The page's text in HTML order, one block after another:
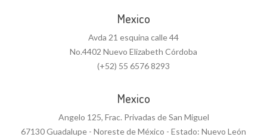
Mexico
Avda 21 esquina calle 44
No.4402 Nuevo Elizabeth Córdoba
(+52) 55 6576 8293
Mexico
Angelo 125, Frac. Privadas de San Miguel
67130 Guadalupe - Noreste de México - Estado: Nuevo León